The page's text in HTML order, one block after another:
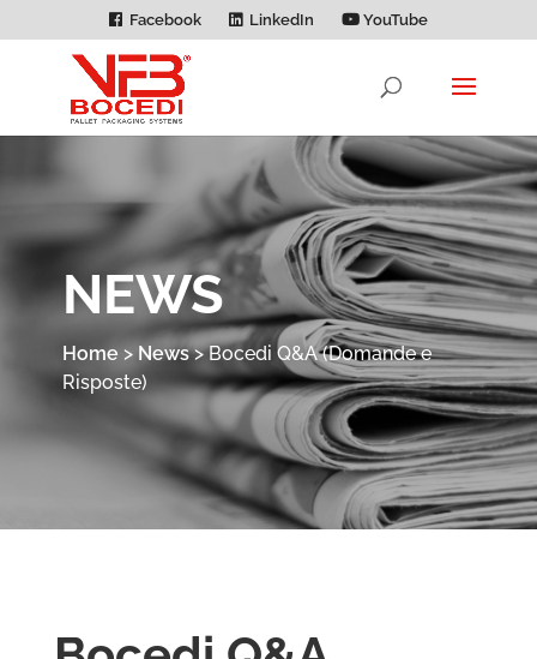
Facebook LinkedIn YouTube
NEWS
Home> News>Bocedi Q&A (Domande e
Risposte)